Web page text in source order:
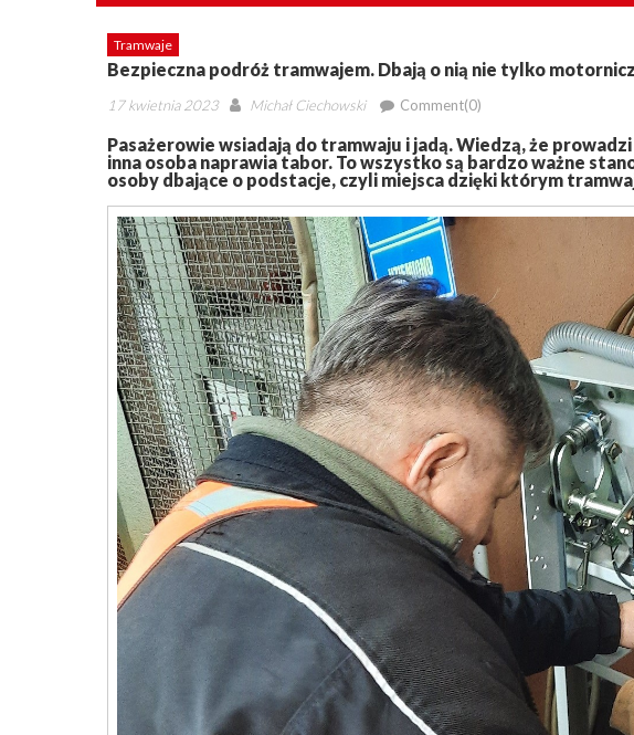
Tramwaje
Bezpieczna podróż tramwajem. Dbają o nią nie tylko
Posted
17 kwietnia 2023 Author
Michał Ciechowski Comment(0)
Pasażerowie wsiadają do tramwaju i jadą. Wiedzą, że
inna osoba naprawia tabor. To wszystko są bardzo ważne
osoby dbające o podstacje, czyli miejsca dzięki którym